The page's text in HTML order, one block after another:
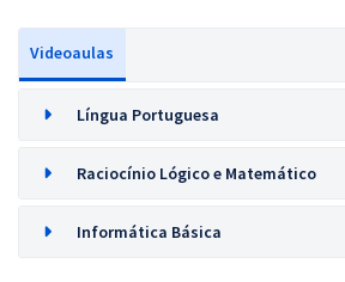
Videoaulas
Língua Portuguesa
Raciocínio Lógico e Matemático
Informática Básica